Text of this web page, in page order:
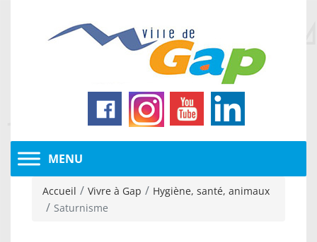
Accueil Vivre à Gap
Hygiène, santé, animaux
Saturnisme